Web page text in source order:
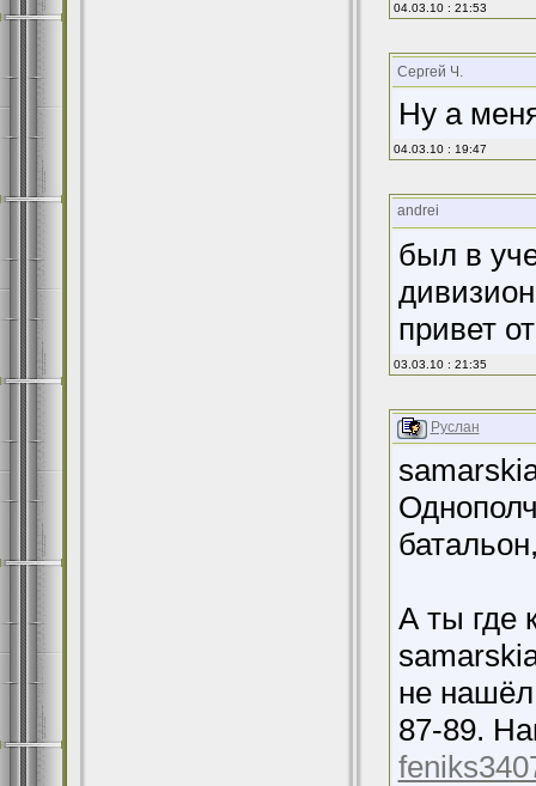
04.03.10 : 21:53
Сергей Ч.
Ну а
04.03.10 : 19:47
andrei
был в
привет
03.03.10 : 21:35
Руслан
А ты где
не
87-89.